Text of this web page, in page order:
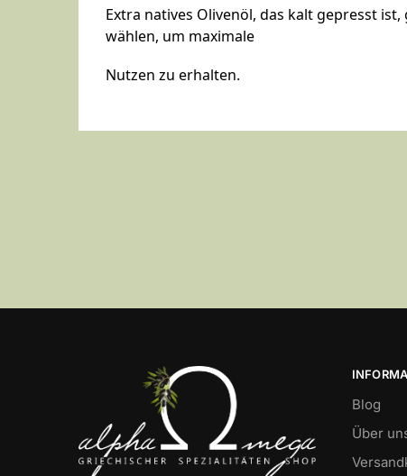
Extra natives Olivenöl, das kalt gepresst
wählen, um maximale
Nutzen zu erhalten.
Blog
Über